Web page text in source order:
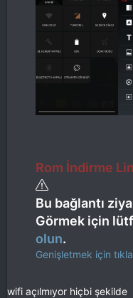
Rom İndirme
Bu bağlantı
Görmek için
olun.
Genişletmek için
wifi açılmıyor hiçbi şekilde